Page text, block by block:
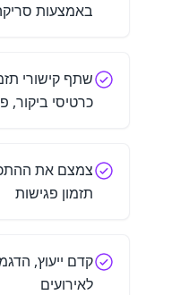
באמצעות
כרטיסי ביקור,
צמצם את
תזמון פגישות
קדם ייעוץ,
לאירועים